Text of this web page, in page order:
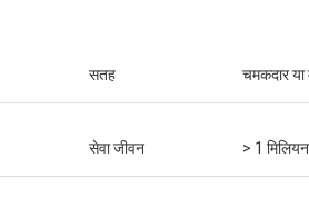
डेरिक मार्श
सतह चमकदार या
सेवा जीवन > 1 मिलियन